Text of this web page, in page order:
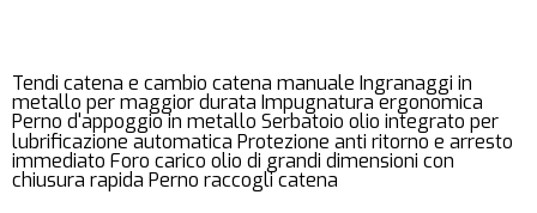
Tendi catena e cambio catena manuale Ingranaggi in
metallo per maggior durata Impugnatura ergonomica
Perno d'appoggio in metallo Serbatoio olio integrato per
lubrificazione automatica Protezione anti ritorno e arresto
immediato Foro carico olio di grandi dimensioni con
chiusura rapida Perno raccogli catena